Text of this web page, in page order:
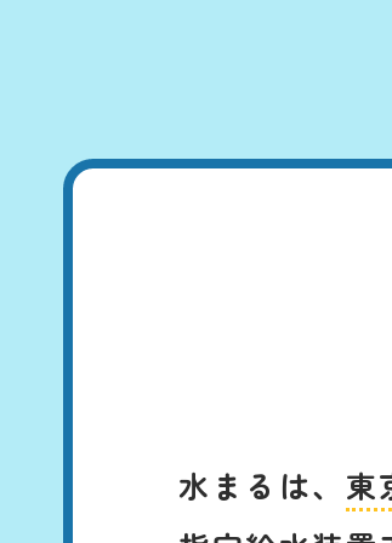
水まるは、 東